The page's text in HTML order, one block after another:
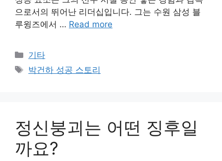
으로서의 뛰어난 리더십입니다. 그는 수원 삼성 블
루윙즈에서 … Read more
Categories
기타
Tags
박건하 성공 스토리
정신붕괴는 어떤 징후일
까요?